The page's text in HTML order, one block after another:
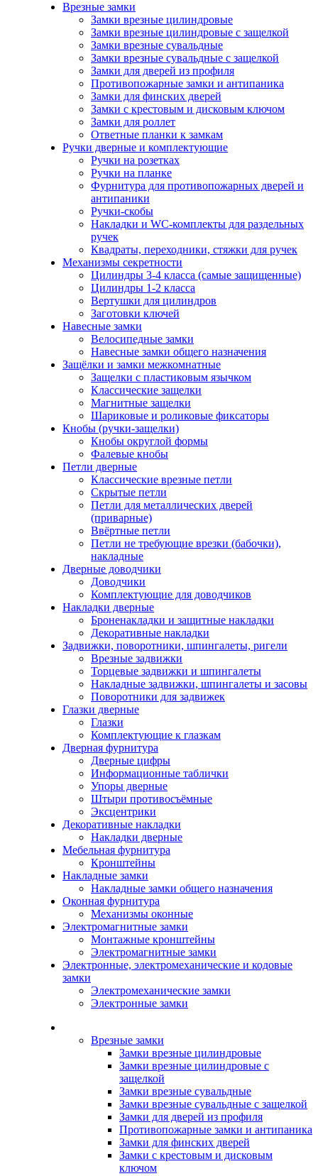
Врезные замки
Замки врезные цилиндровые
Замки врезные цилиндровые с защелкой
Замки врезные сувальдные
Замки врезные сувальдные с защелкой
Замки для дверей из профиля
Противопожарные замки и антипаника
Замки для финских дверей
Замки с крестовым и дисковым ключом
Замки для роллет
Ответные планки к замкам
Ручки дверные и комплектующие
Ручки на розетках
Ручки на планке
Фурнитура для противопожарных дверей и
антипаники
Ручки-скобы
Накладки и WC-комплекты для раздельных
ручек
Квадраты, переходники, стяжки для ручек
Механизмы секретности
Цилиндры 3-4 класса (самые защищенные)
Цилиндры 1-2 класса
Вертушки для цилиндров
Заготовки ключей
Навесные замки
Велосипедные замки
Навесные замки общего назначения
Защёлки и замки межкомнатные
Защелки с пластиковым язычком
Классические защелки
Магнитные защелки
Шариковые и роликовые фиксаторы
Кнобы (ручки-защелки)
Кнобы округлой формы
Фалевые кнобы
Петли дверные
Классические врезные петли
Скрытые петли
Петли для металлических дверей
(приварные)
Ввёртные петли
Петли не требующие врезки (бабочки),
накладные
Дверные доводчики
Доводчики
Комплектующие для доводчиков
Накладки дверные
Броненакладки и защитные накладки
Декоративные накладки
Задвижки, поворотники, шпингалеты, ригели
Врезные задвижки
Торцевые задвижки и шпингалеты
Накладные задвижки, шпингалеты и засовы
Поворотники для задвижек
Глазки дверные
Глазки
Комплектующие к глазкам
Дверная фурнитура
Дверные цифры
Информационные таблички
Упоры дверные
Штыри противосъёмные
Эксцентрики
Декоративные накладки
Накладки дверные
Мебельная фурнитура
Кронштейны
Накладные замки
Накладные замки общего назначения
Оконная фурнитура
Механизмы оконные
Электромагнитные замки
Монтажные кронштейны
Электромагнитные замки
Электронные, электромеханические и кодовые
замки
Электромеханические замки
Электронные замки
Врезные замки
Замки врезные цилиндровые
Замки врезные цилиндровые с
защелкой
Замки врезные сувальдные
Замки врезные сувальдные с защелкой
Замки для дверей из профиля
Противопожарные замки и антипаника
Замки для финских дверей
Замки с крестовым и дисковым
ключом